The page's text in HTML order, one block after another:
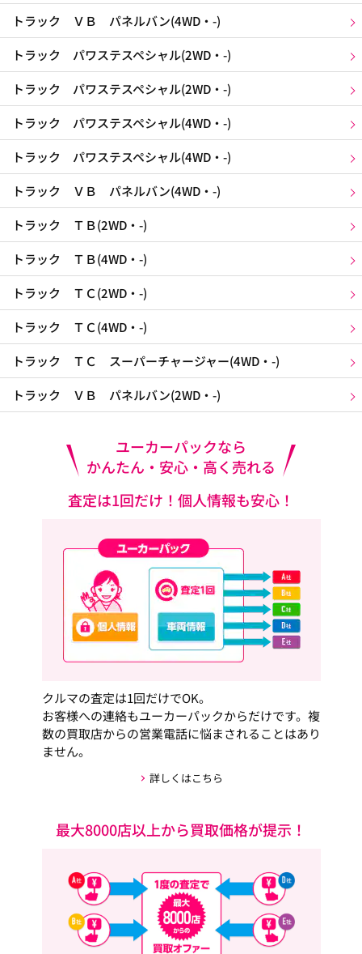
トラック ＶＢ パネルバン(4WD・-)
トラック パワステスペシャル(2WD・-)
トラック パワステスペシャル(2WD・-)
トラック パワステスペシャル(4WD・-)
トラック パワステスペシャル(4WD・-)
トラック ＶＢ パネルバン(4WD・-)
トラック ＴＢ(2WD・-)
トラック ＴＢ(4WD・-)
トラック ＴＣ(2WD・-)
トラック ＴＣ(4WD・-)
トラック ＴＣ スーパーチャージャー(4WD・-)
トラック ＶＢ パネルバン(2WD・-)
ユーカーパックなら
かんたん・安心・高く売れる
査定は1回だけ！個人情報も安心！
クルマの査定は1回だけでOK。
お客様への連絡もユーカーパックからだけです。複
数の買取店からの営業電話に悩まされることはあり
ません。
詳しくはこちら
最大8000店以上から買取価格が提示！